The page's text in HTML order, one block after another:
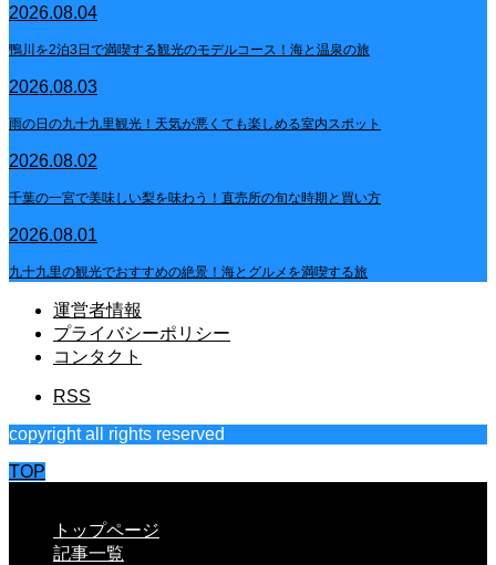
2026.08.04
鴨川を2泊3日で満喫する観光のモデルコース！海と温泉の旅
2026.08.03
雨の日の九十九里観光！天気が悪くても楽しめる室内スポット
2026.08.02
千葉の一宮で美味しい梨を味わう！直売所の旬な時期と買い方
2026.08.01
九十九里の観光でおすすめの絶景！海とグルメを満喫する旅
運営者情報
プライバシーポリシー
コンタクト
RSS
copyright all rights reserved
TOP
トップページ
記事一覧